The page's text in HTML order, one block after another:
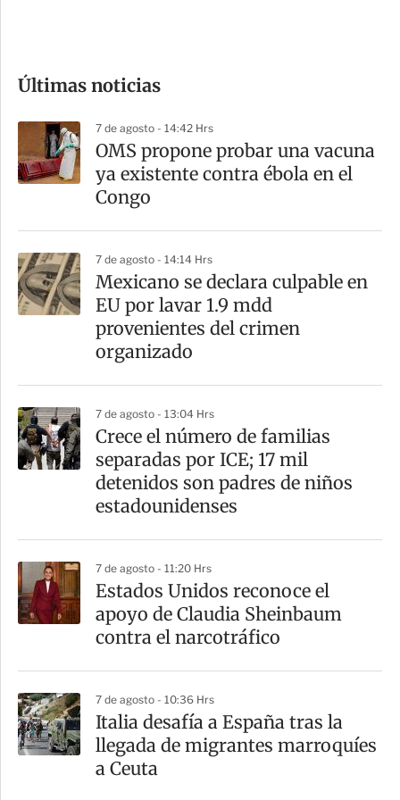
m
a
r
t
Últimas noticias
7 de agosto - 14:42 Hrs
OMS propone probar una vacuna
ya existente contra ébola en el
Congo
7 de agosto - 14:14 Hrs
Mexicano se declara culpable en
EU por lavar 1.9 mdd
provenientes del crimen
organizado
7 de agosto - 13:04 Hrs
Crece el número de familias
separadas por ICE; 17 mil
detenidos son padres de niños
estadounidenses
7 de agosto - 11:20 Hrs
Estados Unidos reconoce el
apoyo de Claudia Sheinbaum
contra el narcotráfico
7 de agosto - 10:36 Hrs
Italia desafía a España tras la
llegada de migrantes marroquíes
a Ceuta